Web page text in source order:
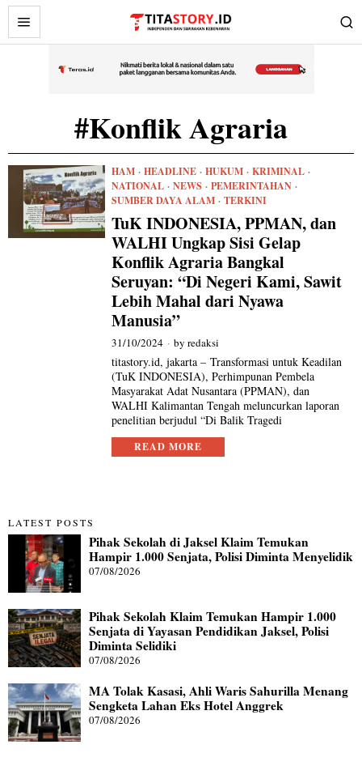
#Konflik Agraria
HAM · HEADLINE · HUKUM · KRIMINAL ·
NATIONAL · NEWS · PEMERINTAHAN ·
SUMBER DAYA ALAM · TERKINI
TuK INDONESIA, PPMAN, dan
WALHI Ungkap Sisi Gelap
Konflik Agraria Bangkal
Seruyan: “Di Negeri Kami, Sawit
Lebih Mahal dari Nyawa
Manusia”
31/10/2024 byredaksi
titastory.id, jakarta – Transformasi untuk Keadilan
(TuK INDONESIA), Perhimpunan Pembela
Masyarakat Adat Nusantara (PPMAN), dan
WALHI Kalimantan Tengah meluncurkan laporan
penelitian berjudul “Di Balik Tragedi
READ MORE
LATEST POSTS
Pihak Sekolah di Jaksel Klaim Temukan
Hampir 1.000 Senjata, Polisi Diminta Menyelidik
07/08/2026
Pihak Sekolah Klaim Temukan Hampir 1.000
Senjata di Yayasan Pendidikan Jaksel, Polisi
Diminta Selidiki
07/08/2026
MA Tolak Kasasi, Ahli Waris Sahurilla Menang
Sengketa Lahan Eks Hotel Anggrek
07/08/2026